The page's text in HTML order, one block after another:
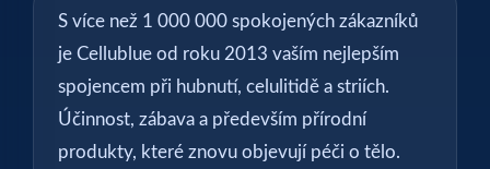
S více než 1 000 000 spokojených zákazníků
je Cellublue od roku 2013 vaším nejlepším
spojencem při hubnutí, celulitidě a striích.
Účinnost, zábava a především přírodní
produkty, které znovu objevují péči o tělo.